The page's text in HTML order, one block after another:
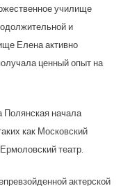
училище
и
Елена активно
ценный опыт на
Полянская начала
как Московский
театр.
актерской